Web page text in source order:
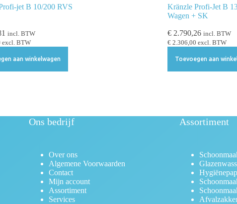
jet B 10/200 RVS
incl. BTW
excl. BTW
aan winkelwagen
Kränzle Profi-Jet B
Wagen + SK
€ 2.790,26 incl. BTW
€ 2.306,00 excl. BTW
Toevoegen aan
Ons bedrijf
Over ons
Algemene Voorwaarden
Contact
Mijn account
Assortiment
Services
Assortiment